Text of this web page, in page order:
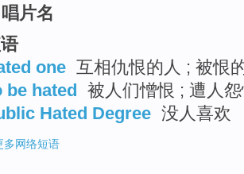
唱片名
one 互相仇恨的人 ; 被恨
be hated 被人们憎恨 ; 遭人
Hated Degree 没人喜欢
多网络短语